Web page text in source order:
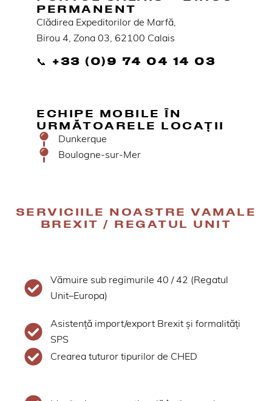
PERMANENT
Clădirea Expeditorilor de Marfă,
Birou 4, Zona 03, 62100 Calais
📞 +33 (0)9 74 04 14 03
ECHIPE MOBILE ÎN
URMĂTOARELE LOCAȚII
Dunkerque
Boulogne-sur-Mer
SERVICIILE NOASTRE VAMALE
BREXIT / REGATUL UNIT
Vămuire sub regimurile 40 / 42 (Regatul
Unit–Europa)
Asistență import/export Brexit și formalități
SPS
Crearea tuturor tipurilor de CHED